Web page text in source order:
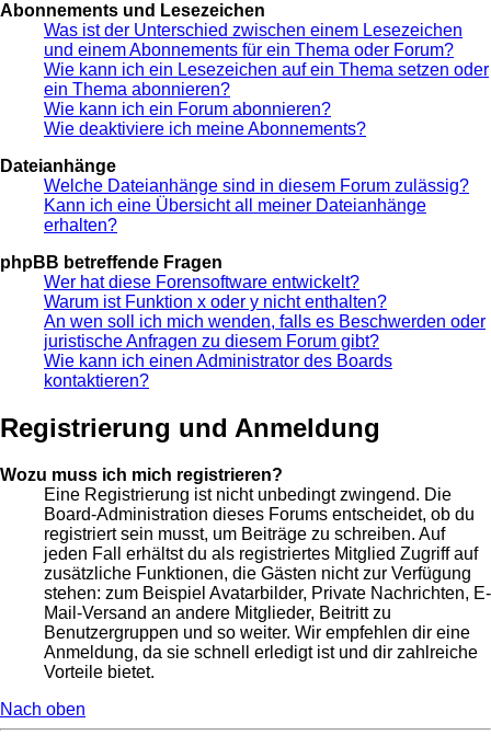
Abonnements und Lesezeichen
Was ist der Unterschied zwischen einem Lesezeichen
und einem Abonnements für ein Thema oder Forum?
Wie kann ich ein Lesezeichen auf ein Thema setzen oder
ein Thema abonnieren?
Wie kann ich ein Forum abonnieren?
Wie deaktiviere ich meine Abonnements?
Dateianhänge
Welche Dateianhänge sind in diesem Forum zulässig?
Kann ich eine Übersicht all meiner Dateianhänge
erhalten?
phpBB betreffende Fragen
Wer hat diese Forensoftware entwickelt?
Warum ist Funktion x oder y nicht enthalten?
An wen soll ich mich wenden, falls es Beschwerden oder
juristische Anfragen zu diesem Forum gibt?
Wie kann ich einen Administrator des Boards
kontaktieren?
Registrierung und Anmeldung
Wozu muss ich mich registrieren?
Eine Registrierung ist nicht unbedingt zwingend. Die
Board-Administration dieses Forums entscheidet, ob du
registriert sein musst, um Beiträge zu schreiben. Auf
jeden Fall erhältst du als registriertes Mitglied Zugriff auf
zusätzliche Funktionen, die Gästen nicht zur Verfügung
stehen: zum Beispiel Avatarbilder, Private Nachrichten, E-
Mail-Versand an andere Mitglieder, Beitritt zu
Benutzergruppen und so weiter. Wir empfehlen dir eine
Anmeldung, da sie schnell erledigt ist und dir zahlreiche
Vorteile bietet.
Nach oben